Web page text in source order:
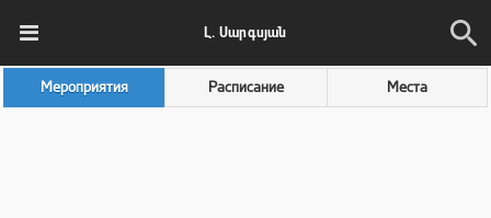
Լ. Սարգսյան
Мероприятия Расписание Места